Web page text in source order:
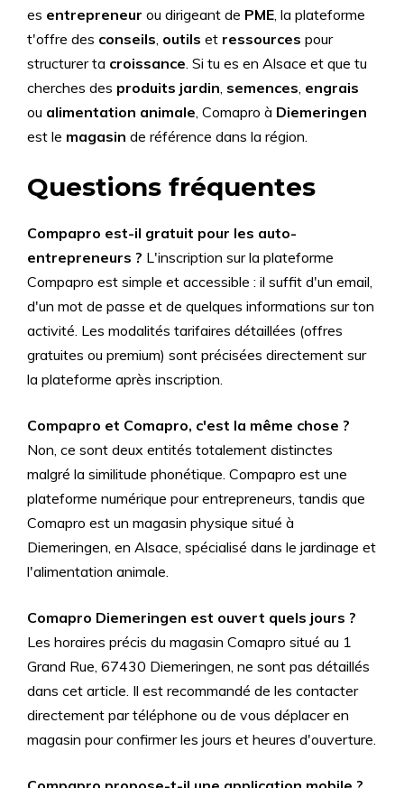
es entrepreneur ou dirigeant de PME, la plateforme
t'offre des conseils, outils et ressources pour
structurer ta croissance. Si tu es en Alsace et que tu
cherches des produits jardin, semences, engrais
ou alimentation animale, Comapro à Diemeringen
est le magasin de référence dans la région.
Questions fréquentes
Compapro est-il gratuit pour les auto-
entrepreneurs ? L'inscription sur la plateforme
Compapro est simple et accessible : il suffit d'un email,
d'un mot de passe et de quelques informations sur ton
activité. Les modalités tarifaires détaillées (offres
gratuites ou premium) sont précisées directement sur
la plateforme après inscription.
Compapro et Comapro, c'est la même chose ?
Non, ce sont deux entités totalement distinctes
malgré la similitude phonétique. Compapro est une
plateforme numérique pour entrepreneurs, tandis que
Comapro est un magasin physique situé à
Diemeringen, en Alsace, spécialisé dans le jardinage et
l'alimentation animale.
Comapro Diemeringen est ouvert quels jours ?
Les horaires précis du magasin Comapro situé au 1
Grand Rue, 67430 Diemeringen, ne sont pas détaillés
dans cet article. Il est recommandé de les contacter
directement par téléphone ou de vous déplacer en
magasin pour confirmer les jours et heures d'ouverture.